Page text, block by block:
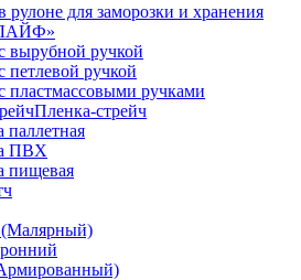
рулоне для заморозки и хранения
вырубной ручкой
петлевой ручкой
пластмассовыми ручками
Пленка-стрейч
паллетная
ПВХ
пищевая